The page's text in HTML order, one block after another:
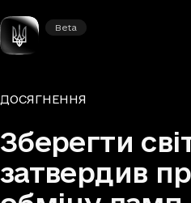
Beta
Beta
ГОЛОВНА—НОВИНИ
Рубрики
ДОСЯГНЕННЯ
Зберегти
затвердив